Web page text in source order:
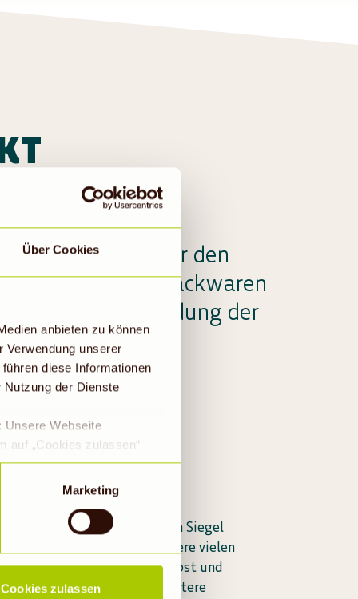
Über Cookies
anbieten zu können
Verwendung unserer
diese Informationen
der Dienste
Unsere Webseite
auf „Cookies zulassen“
GVO eingewilligt, dass
Land mit einem nach
Risiko, dass die Daten
Marketing
Cookies zulassen
Vollsortiment für den
über köstliche Backwaren
Bio-Kleidung der
6.000 Bio-Produkte tragen Siegel
. Entdecke auch unsere vielen
der Region. Knackiges Obst und
Backwaren und viele weitere